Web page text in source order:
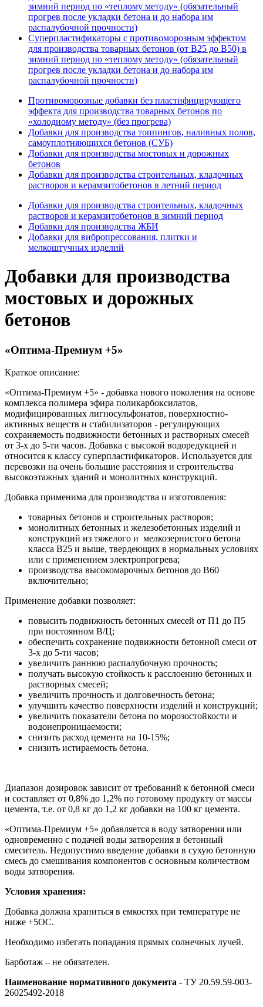
зимний период по «теплому методу» (обязательный
прогрев после укладки бетона и до набора им
распалубочной прочности)
Суперпластификаторы с противоморозным эффектом
для производства товарных бетонов (от В25 до В50) в
зимний период по «теплому методу» (обязательный
прогрев после укладки бетона и до набора им
распалубочной прочности)
Противоморозные добавки без пластифицирующего
эффекта для производства товарных бетонов по
«холодному методу» (без прогрева)
Добавки для производства топпингов, наливных полов,
самоуплотняющихся бетонов (СУБ)
Добавки для производства мостовых и дорожных
бетонов
Добавки для производства строительных, кладочных
растворов и керамзитобетонов в летний период
Добавки для производства строительных, кладочных
растворов и керамзитобетонов в зимний период
Добавки для производства ЖБИ
Добавки для вибропрессования, плитки и
мелкоштучных изделий
Добавки для производства
мостовых и дорожных
бетонов
«Оптима-Премиум +5»
Краткое описание:
«Оптима-Премиум +5» - добавка нового поколения на основе
комплекса полимера эфира поликарбоксилатов,
модифицированных лигносульфонатов, поверхностно-
активных веществ и стабилизаторов - регулирующих
сохраняемость подвижности бетонных и растворных смесей
от 3-х до 5-ти часов. Добавка с высокой водоредукцией и
относится к классу суперпластификаторов. Используется для
перевозки на очень большие расстояния и строительства
высокоэтажных зданий и монолитных конструкций.
Добавка применима для производства и изготовления:
товарных бетонов и строительных растворов;
монолитных бетонных и железобетонных изделий и
конструкций из тяжелого и мелкозернистого бетона
класса В25 и выше, твердеющих в нормальных условиях
или с применением электропрогрева;
производства высокомарочных бетонов до В60
включительно;
Применение добавки позволяет:
повысить подвижность бетонных смесей от П1 до П5
при постоянном В/Ц;
обеспечить сохранение подвижности бетонной смеси от
3-х до 5-ти часов;
увеличить раннюю распалубочную прочность;
получать высокую стойкость к расслоению бетонных и
растворных смесей;
увеличить прочность и долговечность бетона;
улучшить качество поверхности изделий и конструкций;
увеличить показатели бетона по морозостойкости и
водонепроницаемости;
снизить расход цемента на 10-15%;
снизить истираемость бетона.
Диапазон дозировок зависит от требований к бетонной смеси
и составляет от 0,8% до 1,2% по готовому продукту от массы
цемента, т.е. от 0,8 кг до 1,2 кг добавки на 100 кг цемента.
«Оптима-Премиум +5» добавляется в воду затворения или
одновременно с подачей воды затворения в бетонный
смеситель. Недопустимо введение добавки в сухую бетонную
смесь до смешивания компонентов с основным количеством
воды затворения.
Условия хранения:
Добавка должна храниться в емкостях при температуре не
ниже +5ОС.
Необходимо избегать попадания прямых солнечных лучей.
Барботаж – не обязателен.
Наименование нормативного документа - ТУ 20.59.59-003-
26025492-2018